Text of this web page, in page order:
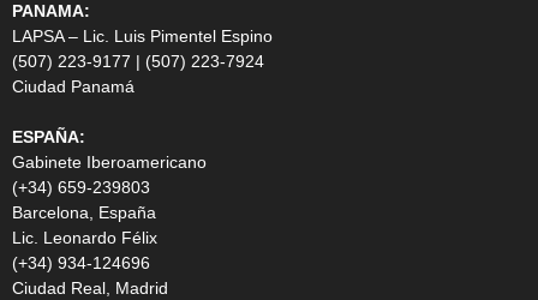
PANAMA:
LAPSA – Lic. Luis Pimentel Espino
(507) 223-9177 | (507) 223-7924
Ciudad Panamá
ESPAÑA:
Gabinete Iberoamericano
(+34) 659-239803
Barcelona, España
Lic. Leonardo Félix
(+34) 934-124696
Ciudad Real, Madrid